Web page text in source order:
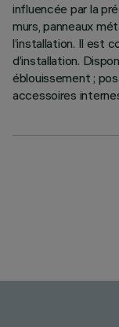
influencée par la
murs, panneaux
l’installation. Il est
d’installation.
éblouissement ;
accessoires